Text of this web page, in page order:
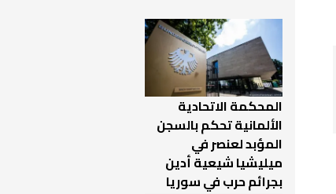
المحكمة الاتحادية
الألمانية تحكم بالسجن
المؤبد لعنصر في
ميليشيا شيعية أدين
بجرائم حرب في سوريا